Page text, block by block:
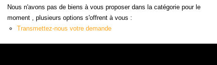
L'AGENCE
Notre Agence
Notre Équipe
Nous n'avons pas de biens à vous proposer dans la catégorie pour le
moment , plusieurs options s'offrent à vous :
Transmettez-nous votre demande